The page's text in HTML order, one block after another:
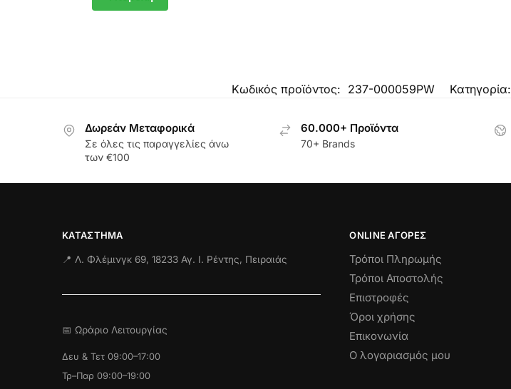
Κωδικός προϊόντος: 237-000059PW Κατηγορία:
Δωρεάν Μεταφορικά
Σε όλες τις παραγγελίες άνω
των €100
60.000+ Προϊόντα
70+ Brands
ΚΑΤΆΣΤΗΜΑ
📍 Λ. Φλέμινγκ 69, 18233 Αγ. Ι. Ρέντης, Πειραιάς
📅 Ωράριο Λειτουργίας
Δευ & Τετ 09:00–17:00
Τρ–Παρ 09:00–19:00
ONLINE ΑΓΟΡΕΣ
Τρόποι Πληρωμής
Τρόποι Αποστολής
Επιστροφές
Όροι χρήσης
Επικονωνία
Ο λογαριασμός μου